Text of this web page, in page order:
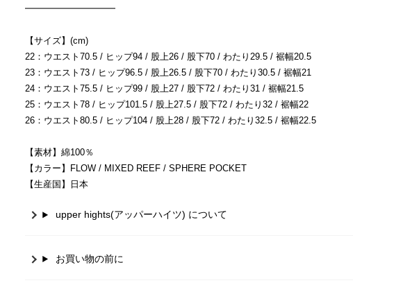
━━━━━━━━━━
【サイズ】(cm)
22：ウエスト70.5 / ヒップ94 / 股上26 / 股下70 / わたり29.5 / 裾幅20.5
23：ウエスト73 / ヒップ96.5 / 股上26.5 / 股下70 / わたり30.5 / 裾幅21
24：ウエスト75.5 / ヒップ99 / 股上27 / 股下72 / わたり31 / 裾幅21.5
25：ウエスト78 / ヒップ101.5 / 股上27.5 / 股下72 / わたり32 / 裾幅22
26：ウエスト80.5 / ヒップ104 / 股上28 / 股下72 / わたり32.5 / 裾幅22.5
【素材】綿100％
【カラー】FLOW / MIXED REEF / SPHERE POCKET
【生産国】日本
upper hights(アッパーハイツ) について
お買い物の前に